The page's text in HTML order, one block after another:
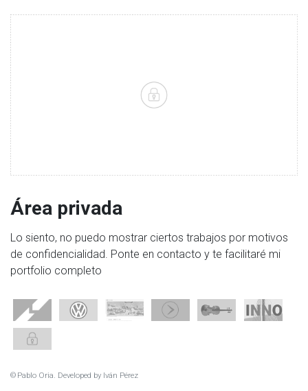
Área privada
Lo siento, no puedo mostrar ciertos trabajos por motivos
de confidencialidad. Ponte en contacto y te facilitaré mi
portfolio completo
© Pablo Oria. Developed by Iván Pérez